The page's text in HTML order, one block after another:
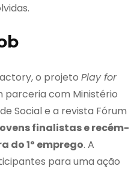
o projeto Play for
parceria com Ministério
Social e a revista Fórum
finalistas e recém-
do 1º emprego. A
para uma ação